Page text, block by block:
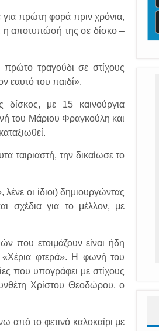
πρώτη φορά πριν χρόνια,
η αποτυπώσή της σε δίσκο –
τραγούδι σε στίχους
εαυτό του παιδί».
με 15 καινούργια
του Μάριου Φραγκούλη και
ταιριαστή, την δικαίωσε το
οι ίδιοι) δημιουργώντας
σχέδια για το μέλλον, με
που ετοιμάζουν είναι ήδη
«Χέρια φτερά». Η φωνή του
που υπογράφει με στίχους
Χρίστου Θεοδώρου, ο
από το φετινό καλοκαίρι με